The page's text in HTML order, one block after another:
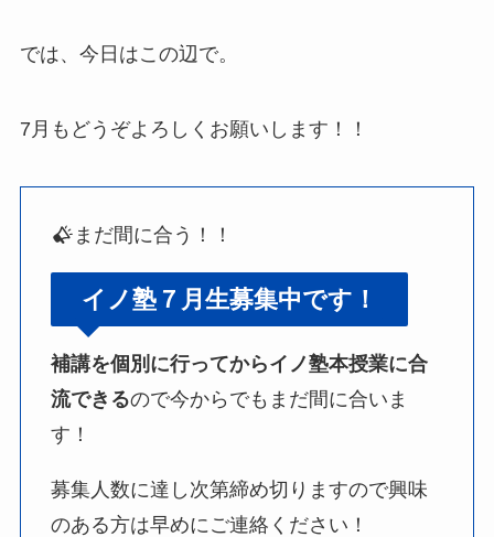
では、今日はこの辺で。
7月もどうぞよろしくお願いします！！
まだ間に合う！！
イノ塾７月生募集中です！
補講を個別に行ってからイノ塾本授業に合
流できるので今からでもまだ間に合いま
す！
募集人数に達し次第締め切りますので興味
のある方は早めにご連絡ください！